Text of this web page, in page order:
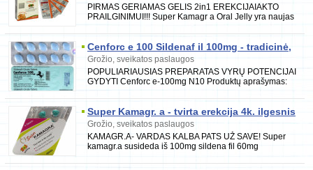
PIRMAS GERIAMAS GELIS 2in1 EREKCIJAIAKTO
PRAILGINIMUI!!! Super Kamagr a Oral Jelly yra naujas
Cenforc e 100 Sildenaf il 100mg - tradicinė,
geroji Viagr a. Kaina tik 3 1tbl
Grožio, sveikatos paslaugos
POPULIARIAUSIAS PREPARATAS VYRŲ POTENCIJAI
GYDYTI Cenforc e-100mg N10 Produktų aprašymas:
Cenforc e-100 (Generinė Viagr a) susideda iš 100mg
Super Kamagr. a - tvirta erekcija 4k. ilgesnis
lyt. aktas
Grožio, sveikatos paslaugos
KAMAGR.A- VARDAS KALBA PATS UŽ SAVE! Super
kamagr.a susideda iš 100mg sildena fil 60mg